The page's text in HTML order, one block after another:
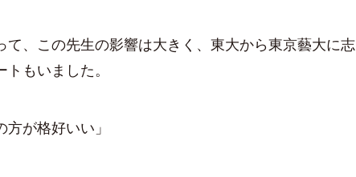
て、この先生の影響は大きく、東大から東京藝大に志
もいました。
方が格好いい」